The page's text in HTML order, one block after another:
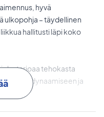
hyvä
ulkopohja – täydellinen
hallitusti läpi koko
tarjoaa tehokasta
– dynaamiseen ja